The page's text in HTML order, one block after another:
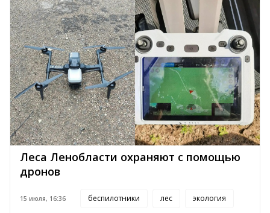
Леса Ленобласти охраняют с помощью
дронов
15 июля, 16:36 беспилотники лес экология